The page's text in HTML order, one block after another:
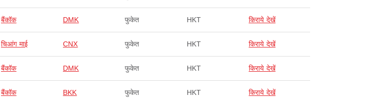
बैंकॉक DMK फुकेत HKT किराये देखें
चिआंग माई CNX फुकेत HKT किराये देखें
बैंकॉक DMK फुकेत HKT किराये देखें
बैंकॉक BKK फुकेत HKT किराये देखें